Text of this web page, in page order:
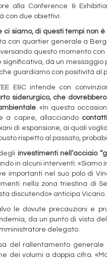
alla Conference &
con due obiettivi.
ci siamo, di questi tempi non
con quartier generale a
questo momento
significativa, dà un
guardiamo con positività al
E&C intende con
siderurgico, che
. «In questa
a capire, allacciando
di espansione, ai quali
rispetto al passato,
investimenti nell’acciaio
in alcuni interventi:
importanti nel suo polo di
nella zona triestina di
discutendo» anticipa Vicario.
le dovute precauzioni e
da un punto di vista
delegato.
del rallentamento generale
dei volumi a doppia cifra.